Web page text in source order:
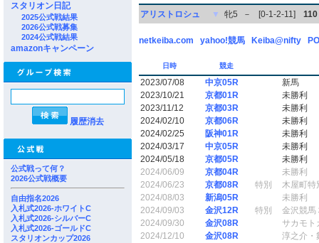
スタリオン日記
2025公式戦結果
2026公式戦募集
2024公式戦結果
amazonキャンペーン
履歴消去
公式戦って何？
2026公式戦概要
自由指名2026
入札式2026-ホワイトC
入札式2026-シルバーC
入札式2026-ゴールドC
スタリオンカップ2026
アリストロシュ ▼ 牝5 － [0-1-2-11] 110
netkeiba.com yahoo!競馬 Keiba@nifty
日時 競走
2023/07/08 中京05R
新馬
2023/10/21
京都01R
未勝利
2023/11/12
京都03R
未勝利
2024/02/10
京都06R
未勝利
2024/02/25
阪神01R
未勝利
2024/03/17
中京05R
未勝利
2024/05/18
京都05R
未勝利
2024/06/09
京都04R
未勝利
2024/06/23
京都08R 特別
木屋町特
2024/08/03
新潟05R
未勝利
2024/09/03
金沢12R 特別
金沢競馬
2024/09/30
金沢08R
サカモト
2024/12/10
金沢08R
淳之介・